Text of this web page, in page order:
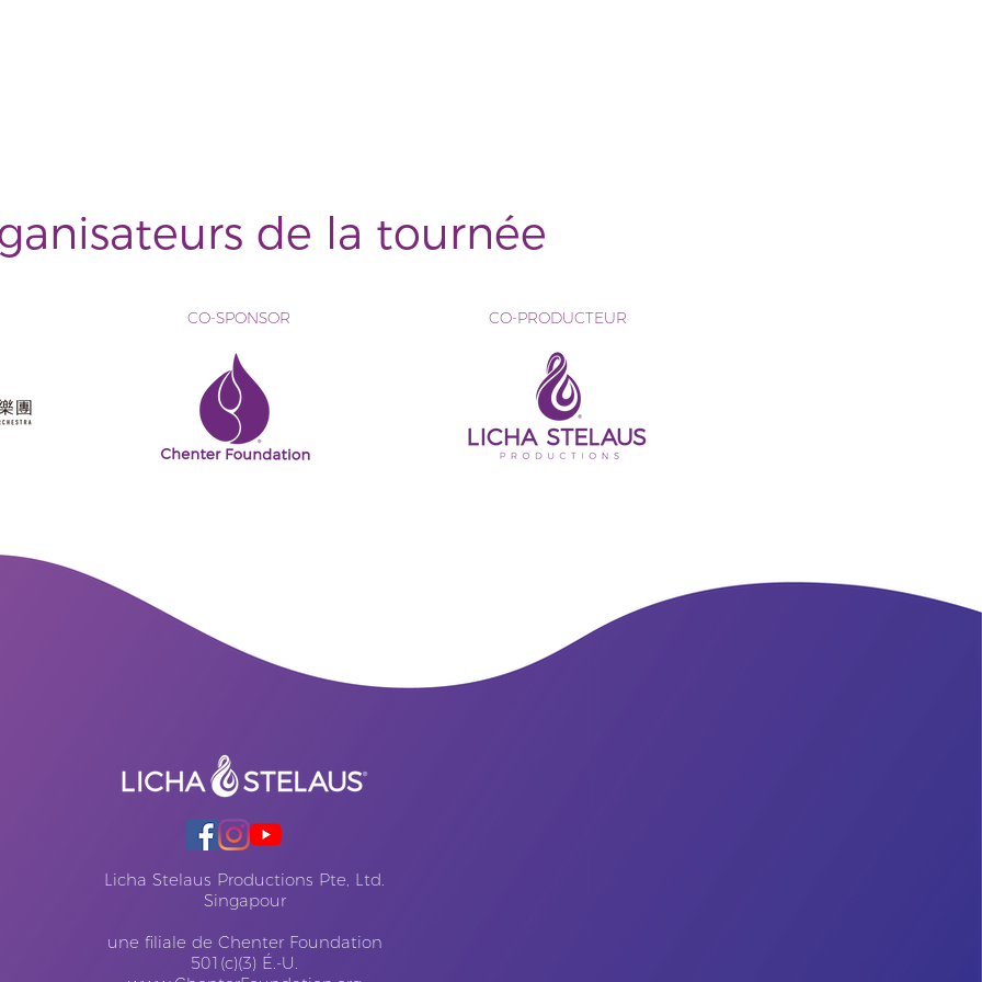
de la tournée
CO-SPONSOR CO-PRODUCTEUR
Licha Stelaus Productions Pte, Ltd.
Singapour
une filiale de Chenter Foundation
501(c)(3) É.-U.